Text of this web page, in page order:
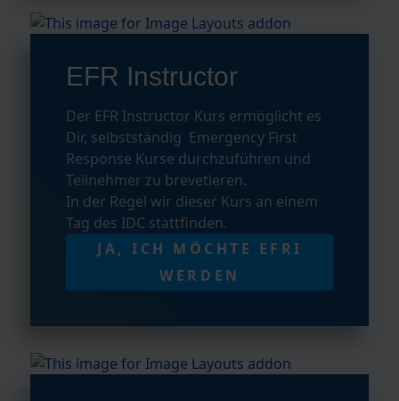
EFR Instructor
Der EFR Instructor Kurs ermöglicht es
Dir, selbstständig Emergency First
Response Kurse durchzuführen und
Teilnehmer zu brevetieren.
In der Regel wir dieser Kurs an einem
Tag des IDC stattfinden.
JA, ICH MÖCHTE EFRI
WERDEN